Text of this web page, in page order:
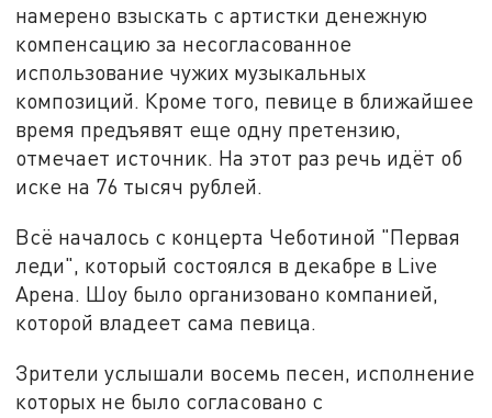
намерено взыскать с артистки денежную
компенсацию за несогласованное
использование чужих музыкальных
композиций. Кроме того, певице в ближайшее
время предъявят еще одну претензию,
отмечает источник. На этот раз речь идёт об
иске на 76 тысяч рублей.
Всё началось с концерта Чеботиной "Первая
леди", который состоялся в декабре в Live
Арена. Шоу было организовано компанией,
которой владеет сама певица.
Зрители услышали восемь песен, исполнение
которых не было согласовано с